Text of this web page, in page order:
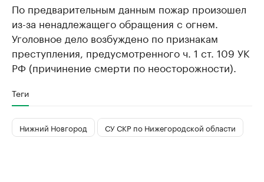
По предварительным данным пожар произошел
из-за ненадлежащего обращения с огнем.
Уголовное дело возбуждено по признакам
преступления, предусмотренного ч. 1 ст. 109 УК
РФ (причинение смерти по неосторожности).
Теги
Нижний Новгород СУ СКР по Нижегородской области